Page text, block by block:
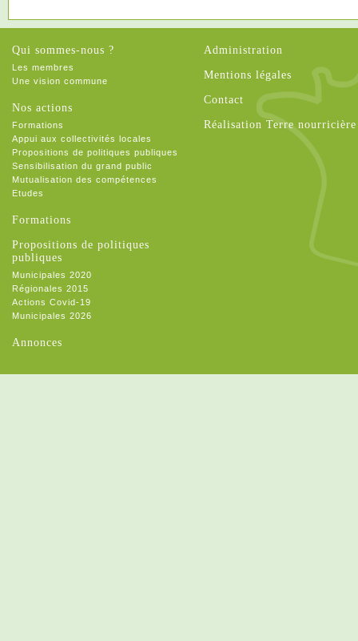
Qui sommes-nous ?
Les membres
Une vision commune
Nos actions
Formations
Appui aux collectivités locales
Propositions de politiques publiques
Sensibilisation du grand public
Mutualisation des compétences
Etudes
Formations
Propositions de politiques
publiques
Municipales 2020
Régionales 2015
Actions Covid-19
Municipales 2026
Annonces
Administration
Mentions légales
Contact
Réalisation Terre nourricière